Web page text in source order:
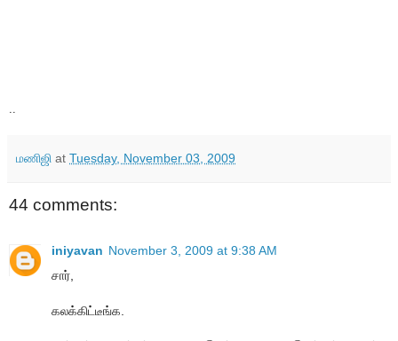
மணிஜி at Tuesday, November 03, 2009
44 comments:
iniyavan November 3, 2009 at 9:38 AM
சார்,
கலக்கிட்டீங்க.